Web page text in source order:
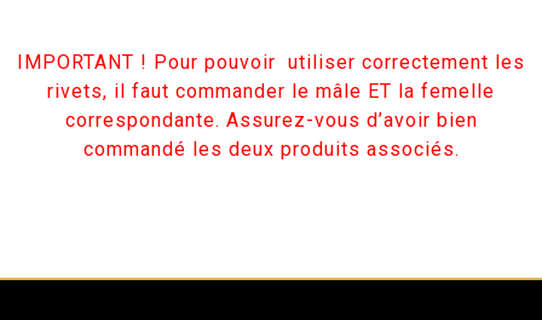
IMPORTANT ! Pour pouvoir utiliser correctement les
rivets, il faut commander le mâle ET la femelle
correspondante. Assurez-vous d’avoir bien
commandé les deux produits associés.